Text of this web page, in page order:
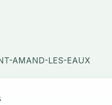
AMAND-LES-EAUX